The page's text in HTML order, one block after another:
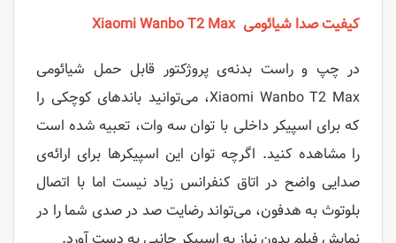
کیفیت صدا شیائومی Xiaomi Wanbo T2 Max
در چپ و راست بدنه‌ی پروژکتور قابل حمل شیائومی
Xiaomi Wanbo T2 Max، می‌توانید باندهای کوچکی را
که برای اسپیکر داخلی با توان سه وات، تعبیه شده است
را مشاهده کنید. اگرچه توان این اسپیکرها برای ارائه‌ی
صدایی واضح در اتاق کنفرانس زیاد نیست اما با اتصال
بلوتوث به هدفون، می‌تواند رضایت صد در صدی شما را در